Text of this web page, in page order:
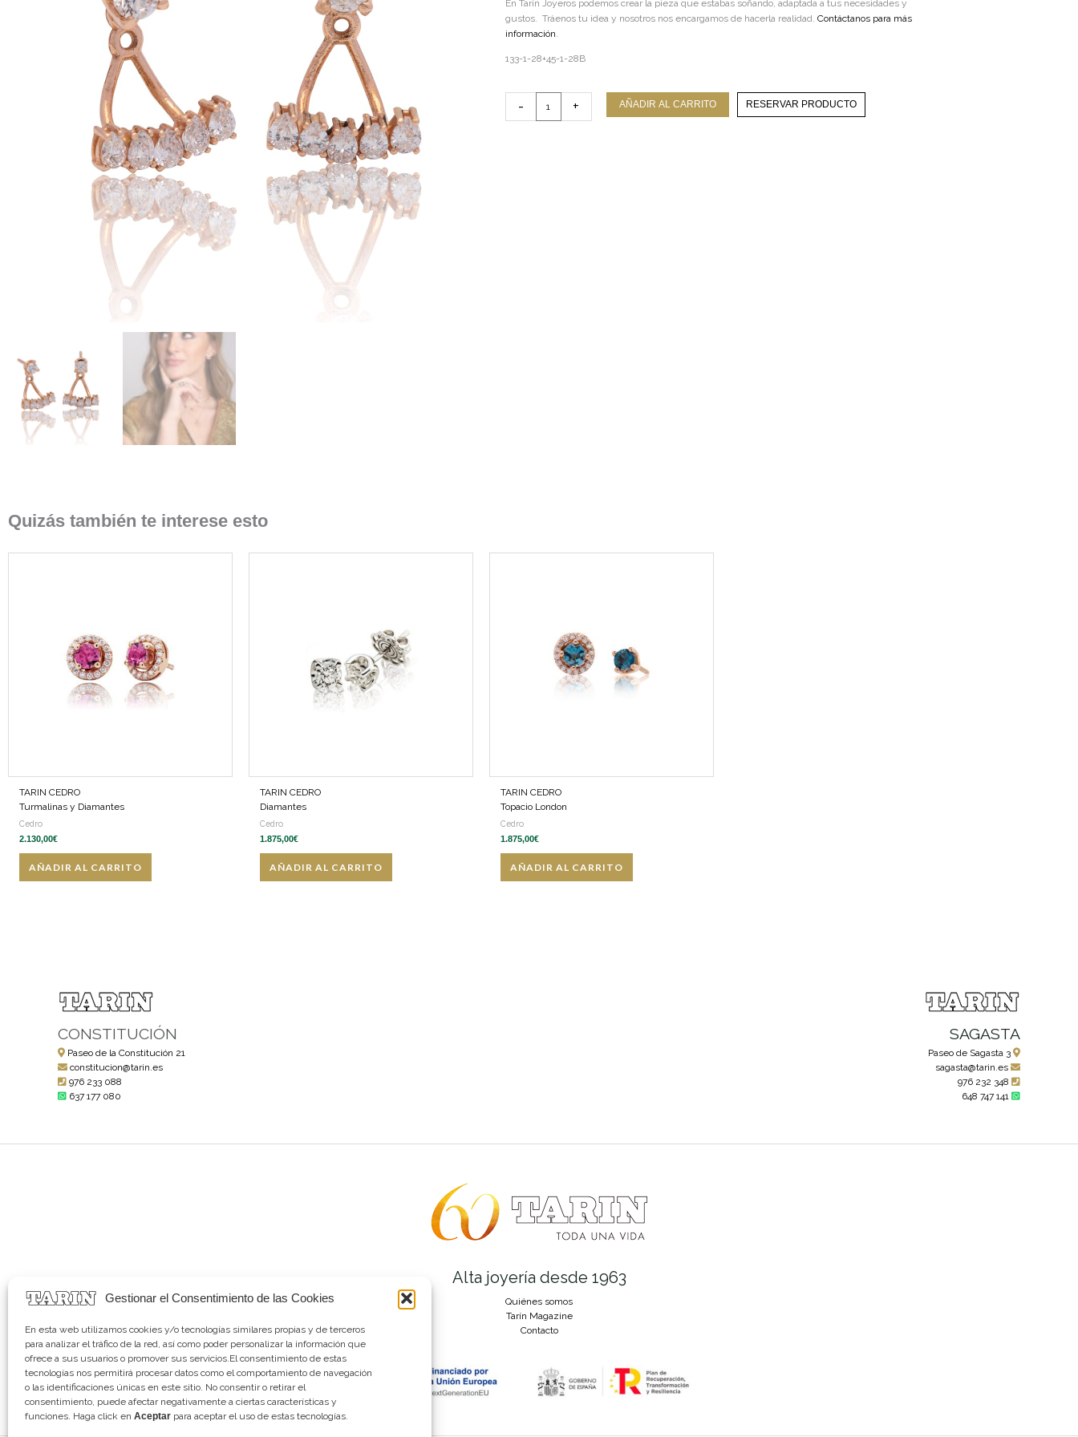
Gestionar el Consentimiento de las Cookies
En esta web utilizamos cookies y/o tecnologías similares propias y de terceros
para analizar el tráfico de la red, así como poder personalizar la información que
ofrece a sus usuarios o promover sus servicios.El consentimiento de estas
tecnologías nos permitirá procesar datos como el comportamiento de navegación
o las identificaciones únicas en este sitio. No consentir o retirar el
consentimiento, puede afectar negativamente a ciertas características y
funciones. Haga click en Aceptar para aceptar el uso de estas tecnologías.
En Tarín Joyeros podemos crear la pieza que estabas soñando, adaptada a tus necesidades y
gustos. Tráenos tu idea y nosotros nos encargamos de hacerla realidad. Contáctanos para más
información.
133-1-28+45-1-28B
-
TARIN
CEDRO
Con
+ AÑADIR AL CARRITO RESERVAR PRODUCTO
Quizás también te interese esto
TARIN CEDRO
Turmalinas y Diamantes
Cedro
2.130,00€
AÑADIR AL CARRITO
TARIN CEDRO
Diamantes
Cedro
1.875,00€
AÑADIR AL CARRITO
TARIN CEDRO
Topacio London
Cedro
1.875,00€
AÑADIR AL CARRITO
CONSTITUCIÓN
Paseo de la Constitución 21
constitucion@tarin.es
976 233 088
637 177 080
SAGASTA
Paseo de Sagasta 3
sagasta@tarin.es
976 232 348
648 747 141
Alta joyería desde 1963
Quiénes somos
Tarín Magazine
Contacto